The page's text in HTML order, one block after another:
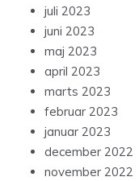
juli 2023
juni 2023
maj 2023
april 2023
marts 2023
februar 2023
januar 2023
december 2022
november 2022